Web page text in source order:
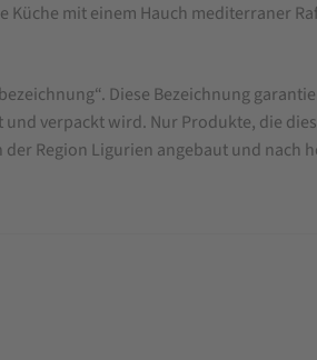
mit einem Hauch mediterraner
Diese Bezeichnung
verpackt wird. Nur Produkte, die
Region Ligurien angebaut und